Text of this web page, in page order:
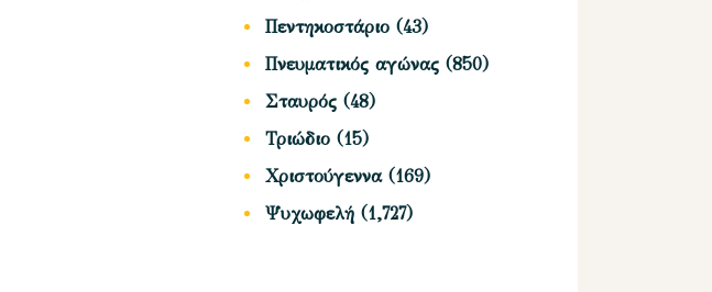
Πεντηκοστάριο (43)
Πνευματικός αγώνας (850)
Σταυρός (48)
Τριώδιο (15)
Χριστούγεννα(169)
Ψυχωφελή (1,727)